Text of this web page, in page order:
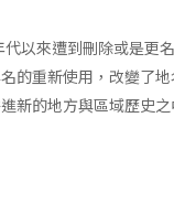
以來遭到刪除或是更
的重新使用，改變了
新的地方與區域歷史